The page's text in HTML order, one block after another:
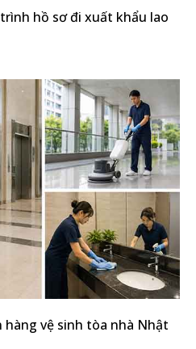
hồ sơ đi xuất khẩu lao
vệ sinh tòa nhà Nhật